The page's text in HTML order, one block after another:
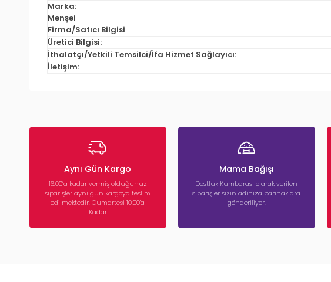
Marka:
Menşei
Firma/Satıcı Bilgisi
Üretici Bilgisi:
İthalatçı/Yetkili Temsilci/İfa Hizmet Sağlayıcı:
İletişim:
Aynı Gün Kargo
16:00’a kadar vermiş olduğunuz
siparişler aynı gün kargoya teslim
edilmektedir. Cumartesi 10:00'a
Kadar
Mama Bağışı
Dostluk Kumbarası olarak verilen
siparişler sizin adınıza barınaklara
gönderiliyor.